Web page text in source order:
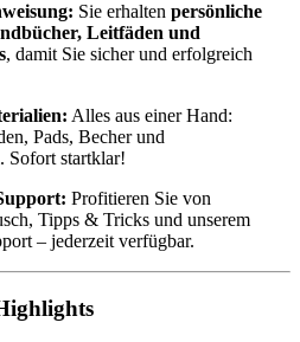
Sie erhalten persönliche
Leitfäden und
, damit Sie sicher und erfolgreich
Alles aus einer Hand:
Pads, Becher und
Sofort startklar!
Profitieren Sie von
Tipps & Tricks und unserem
– jederzeit verfügbar.